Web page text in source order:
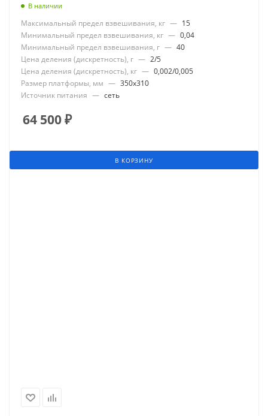
В наличии
Максимальный предел взвешивания, кг — 15
Минимальный предел взвешивания, кг — 0,04
Минимальный предел взвешивания, г — 40
Цена деления (дискретность), г — 2/5
Цена деления (дискретность), кг — 0,002/0,005
Размер платформы, мм — 350x310
Источник питания — сеть
64 500₽
В КОРЗИНУ